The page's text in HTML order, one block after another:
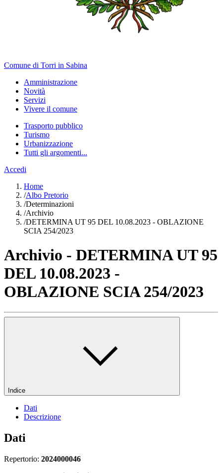
Comune di Torri in Sabina
Amministrazione
Novità
Servizi
Vivere il comune
Trasporto pubblico
Turismo
Urbanizzazione
Tutti gli argomenti...
Accedi
Home
/Albo Pretorio
/Determinazioni
/Archivio
/DETERMINA UT 95 DEL 10.08.2023 - OBLAZIONE
SCIA 254/2023
Archivio - DETERMINA UT 95
DEL 10.08.2023 -
OBLAZIONE SCIA 254/2023
Indice
Dati
Descrizione
Dati
Repertorio: 2024000046